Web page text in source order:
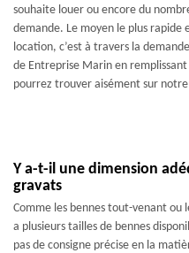
souhaite louer ou encore du
demande. Le moyen le plus rapide
location, c’est à travers la
de Entreprise Marin en
pourrez trouver aisément sur
Y a-t-il une dimension
gravats
Comme les bennes tout-venant ou
a plusieurs tailles de bennes
pas de consigne précise en la